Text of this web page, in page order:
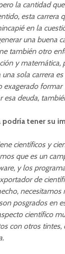
la cantidad
esta
en la
una buena
también otro
y
sola carrera
exagerado
esa deuda,
podría tener su
científicos y
que es un
y los
de
posgrados en
científico
con otros